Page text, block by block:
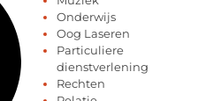
Onderwijs
Oog Laseren
Particuliere
dienstverlening
Rechten